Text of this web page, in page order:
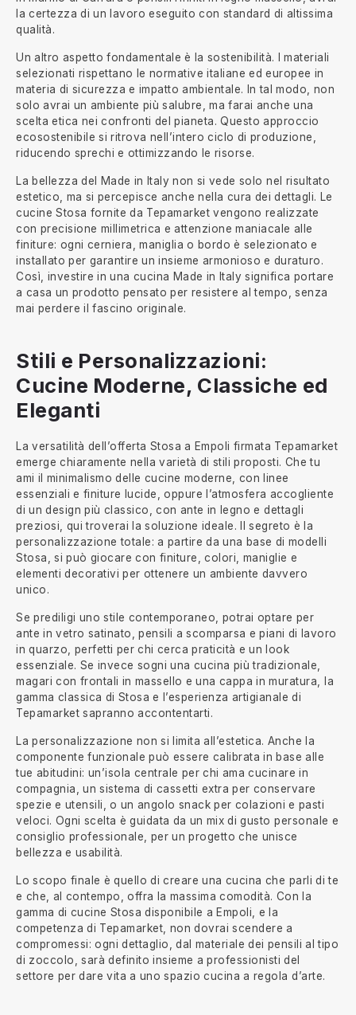
la certezza di un lavoro eseguito con standard di altissima
qualità.
Un altro aspetto fondamentale è la sostenibilità. I materiali
selezionati rispettano le normative italiane ed europee in
materia di sicurezza e impatto ambientale. In tal modo, non
solo avrai un ambiente più salubre, ma farai anche una
scelta etica nei confronti del pianeta. Questo approccio
ecosostenibile si ritrova nell’intero ciclo di produzione,
riducendo sprechi e ottimizzando le risorse.
La bellezza del Made in Italy non si vede solo nel risultato
estetico, ma si percepisce anche nella cura dei dettagli. Le
cucine Stosa fornite da Tepamarket vengono realizzate
con precisione millimetrica e attenzione maniacale alle
finiture: ogni cerniera, maniglia o bordo è selezionato e
installato per garantire un insieme armonioso e duraturo.
Così, investire in una cucina Made in Italy significa portare
a casa un prodotto pensato per resistere al tempo, senza
mai perdere il fascino originale.
Stili e Personalizzazioni:
Cucine Moderne, Classiche ed
Eleganti
La versatilità dell’offerta Stosa a Empoli firmata Tepamarket
emerge chiaramente nella varietà di stili proposti. Che tu
ami il minimalismo delle cucine moderne, con linee
essenziali e finiture lucide, oppure l’atmosfera accogliente
di un design più classico, con ante in legno e dettagli
preziosi, qui troverai la soluzione ideale. Il segreto è la
personalizzazione totale: a partire da una base di modelli
Stosa, si può giocare con finiture, colori, maniglie e
elementi decorativi per ottenere un ambiente davvero
unico.
Se prediligi uno stile contemporaneo, potrai optare per
ante in vetro satinato, pensili a scomparsa e piani di lavoro
in quarzo, perfetti per chi cerca praticità e un look
essenziale. Se invece sogni una cucina più tradizionale,
magari con frontali in massello e una cappa in muratura, la
gamma classica di Stosa e l’esperienza artigianale di
Tepamarket sapranno accontentarti.
La personalizzazione non si limita all’estetica. Anche la
componente funzionale può essere calibrata in base alle
tue abitudini: un’isola centrale per chi ama cucinare in
compagnia, un sistema di cassetti extra per conservare
spezie e utensili, o un angolo snack per colazioni e pasti
veloci. Ogni scelta è guidata da un mix di gusto personale e
consiglio professionale, per un progetto che unisce
bellezza e usabilità.
Lo scopo finale è quello di creare una cucina che parli di te
e che, al contempo, offra la massima comodità. Con la
gamma di cucine Stosa disponibile a Empoli, e la
competenza di Tepamarket, non dovrai scendere a
compromessi: ogni dettaglio, dal materiale dei pensili al tipo
di zoccolo, sarà definito insieme a professionisti del
settore per dare vita a uno spazio cucina a regola d’arte.